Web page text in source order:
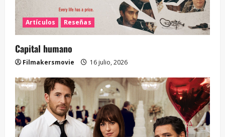
Artículos Reseñas
Capital humano
Filmakersmovie 16 julio, 2026